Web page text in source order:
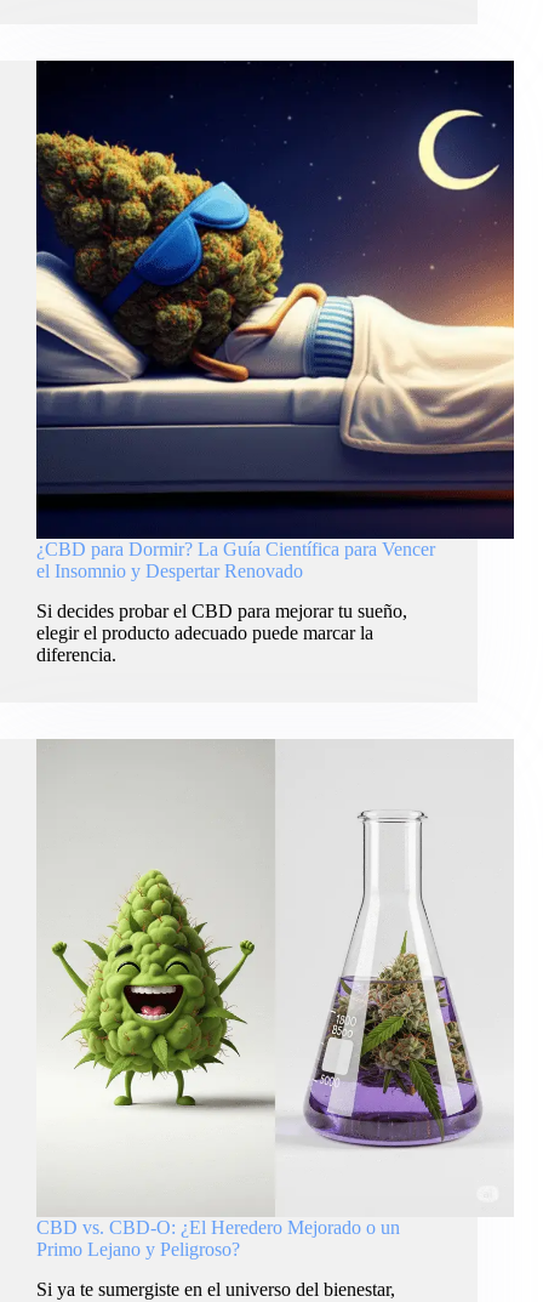
¿CBD para Dormir? La Guía Científica para Vencer
el Insomnio y Despertar Renovado
Si decides probar el CBD para mejorar tu sueño,
elegir el producto adecuado puede marcar la
diferencia.
CBD vs. CBD-O: ¿El Heredero Mejorado o un
Primo Lejano y Peligroso?
Si ya te sumergiste en el universo del bienestar,